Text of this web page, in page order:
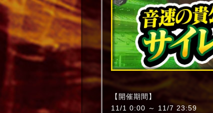
【開催期間】
11/1 0:00 ～ 11/7 23:59